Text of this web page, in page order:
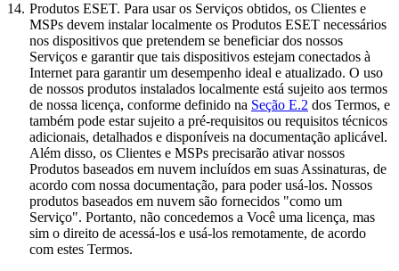
14. Produtos ESET. Para usar os Serviços obtidos, os Clientes e
MSPs devem instalar localmente os Produtos ESET necessários
nos dispositivos que pretendem se beneficiar dos nossos
Serviços e garantir que tais dispositivos estejam conectados à
Internet para garantir um desempenho ideal e atualizado. O uso
de nossos produtos instalados localmente está sujeito aos termos
de nossa licença, conforme definido na Seção E.2 dos Termos, e
também pode estar sujeito a pré-requisitos ou requisitos técnicos
adicionais, detalhados e disponíveis na documentação aplicável.
Além disso, os Clientes e MSPs precisarão ativar nossos
Produtos baseados em nuvem incluídos em suas Assinaturas, de
acordo com nossa documentação, para poder usá-los. Nossos
produtos baseados em nuvem são fornecidos "como um
Serviço". Portanto, não concedemos a Você uma licença, mas
sim o direito de acessá-los e usá-los remotamente, de acordo
com estes Termos.